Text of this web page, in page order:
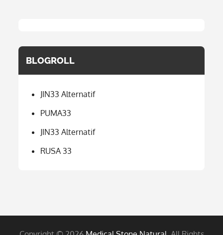
BLOGROLL
JIN33 Alternatif
PUMA33
JIN33 Alternatif
RUSA 33